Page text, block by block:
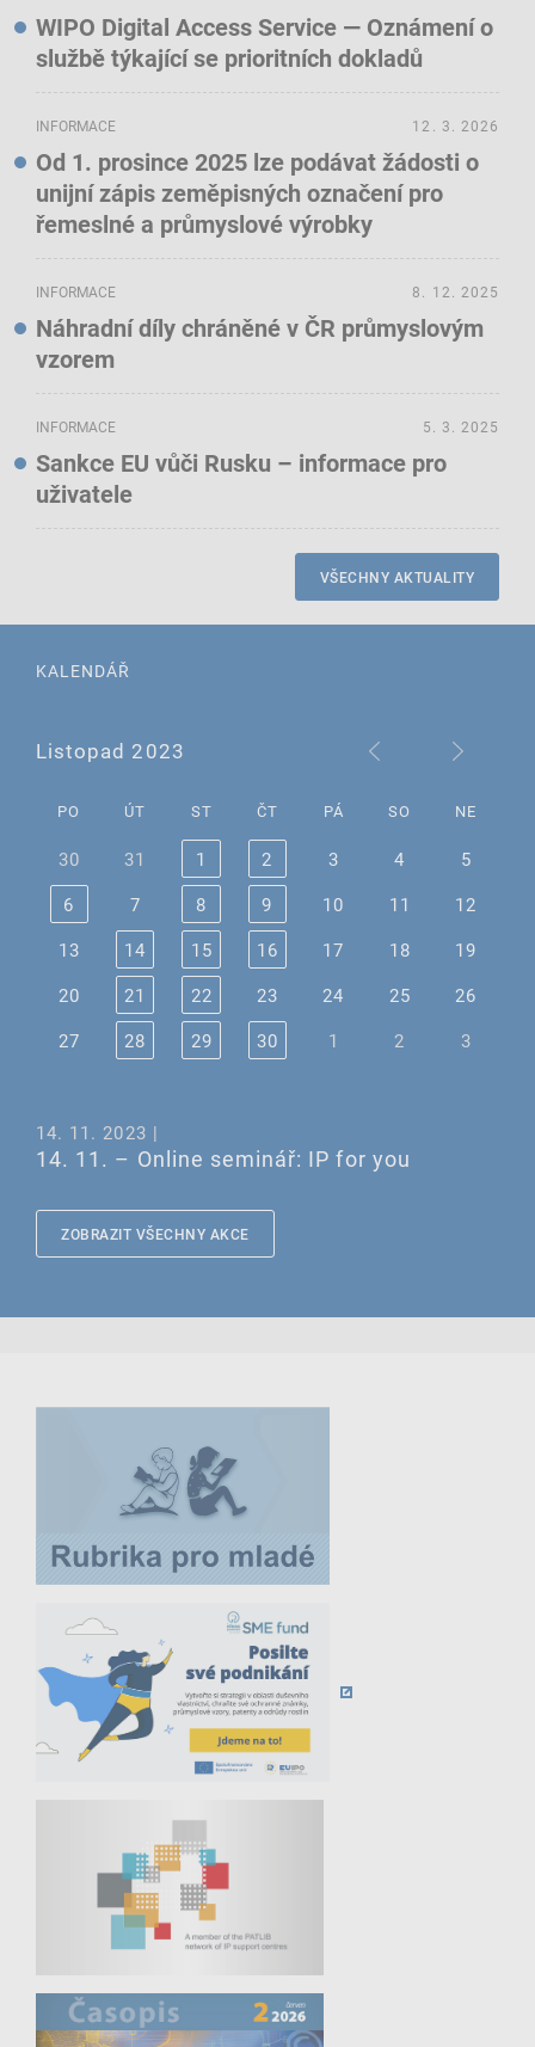
WIPO Digital Access Service — Oznámení o
službě týkající se prioritních dokladů
INFORMACE
Od 1. prosince 2025 lze podávat žádosti o
unijní zápis zeměpisných označení pro
řemeslné a průmyslové výrobky
12. 3. 2026
INFORMACE
Náhradní díly chráněné v ČR průmyslovým
vzorem
8. 12. 2025
INFORMACE
Sankce EU vůči Rusku – informace pro
uživatele
5. 3. 2025
VŠECHNY AKTUALITY
KALENDÁŘ
Listopad 2023
PO ÚT ST ČT PÁ SO NE
30 31 1 2 3 4
5
6
7 8 9 10 11
12
13
14 15 16 17 18
19
20
21 22 23 24 25
26
27
28 29 30 1 2 3
14. 11. 2023 |
14. 11. – Online seminář: IP for you
ZOBRAZIT VŠECHNY AKCE